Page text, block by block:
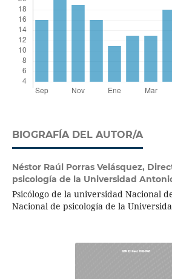
BIOGRAFÍA DEL AUTOR/A
Néstor Raúl Porras Velásquez,
psicología de la Universidad
Psicólogo de la universidad Nacional
Nacional de psicología de la